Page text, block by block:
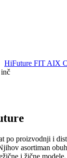
HiFuture FIT AIX
po proizvodnji i
asortiman